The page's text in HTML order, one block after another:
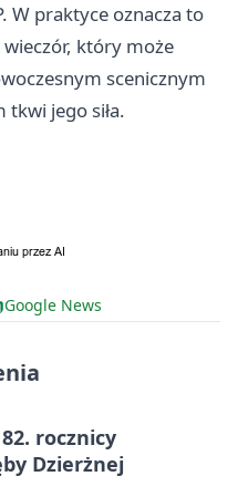
W praktyce oznacza to
który może
scenicznym
tkwi jego siła.
Google News
rocznicy
Dzierżnej